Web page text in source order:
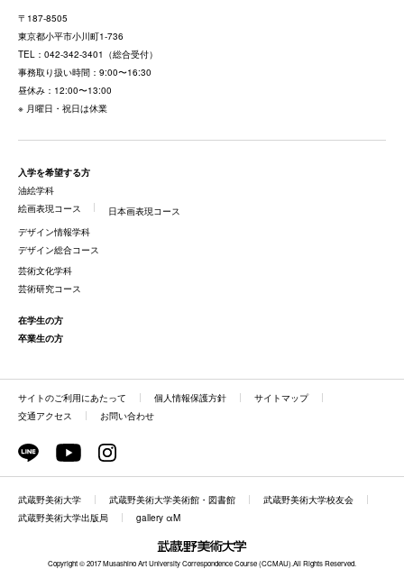
〒187-8505
東京都小平市小川町1-736
TEL： 042-342-3401 （総合受付）
事務取り扱い時間：9:00〜16:30
昼休み：12:00〜13:00
※ 月曜日・祝日は休業
入学を希望する方
油絵学科
絵画表現コース
日本画表現コース
デザイン情報学科
デザイン総合コース
芸術文化学科
芸術研究コース
在学生の方
卒業生の方
サイトのご利用にあたって 個人情報保護方針
サイトマップ
交通アクセス
お問い合わせ
武蔵野美術大学 武蔵野美術大学美術館・図書館
武蔵野美術大学校友会
武蔵野美術大学出版局
gallery αM
Copyright © 2017 Musashino Art University Correspondence Course (CCMAU).All Rights Reserved.